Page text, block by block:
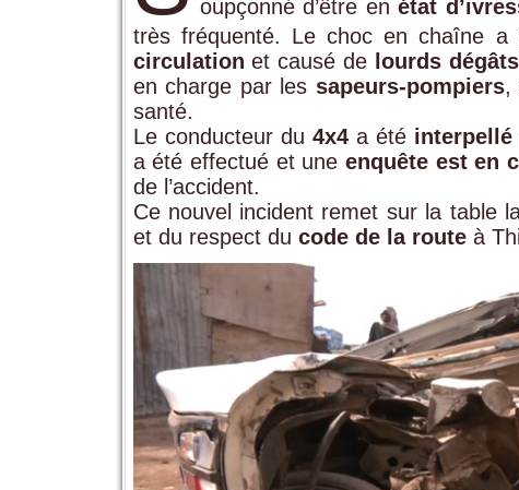
oupçonné d’être enétat
très fréquenté. Le choc en chaîne a
circulation et causé de lourds
en charge par les sapeurs-pompiers,
santé.
Le conducteur du 4x4a été interpellé
a été effectué et une enquête est en
de l’accident.
Ce nouvel incident remet sur la table
et du respect du code de la routeà